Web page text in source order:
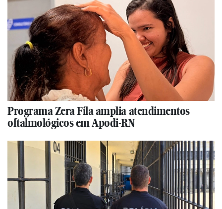
Programa Zera Fila amplia atendimentos
oftalmológicos em Apodi-RN